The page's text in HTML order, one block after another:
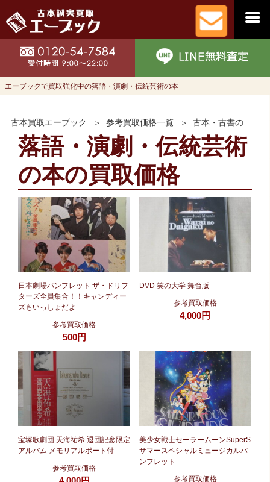
エーブックで買取強化中の落語・演劇・伝統芸術の本
古本買取エーブック 参考買取価格一覧 古本・古書の買取価格
落語・演劇・伝統芸術
の本の買取価格
日本劇場パンフレット ザ・ドリフ
ターズ全員集合！！キャンディー
ズもいっしょだよ
参考買取価格
500円
DVD 笑の大学 舞台版
参考買取価格
4,000円
宝塚歌劇団 天海祐希 退団記念限定
アルバム メモリアルポート付
参考買取価格
美少女戦士セーラームーンSuperS
サマースペシャルミュージカルパ
ンフレット
参考買取価格